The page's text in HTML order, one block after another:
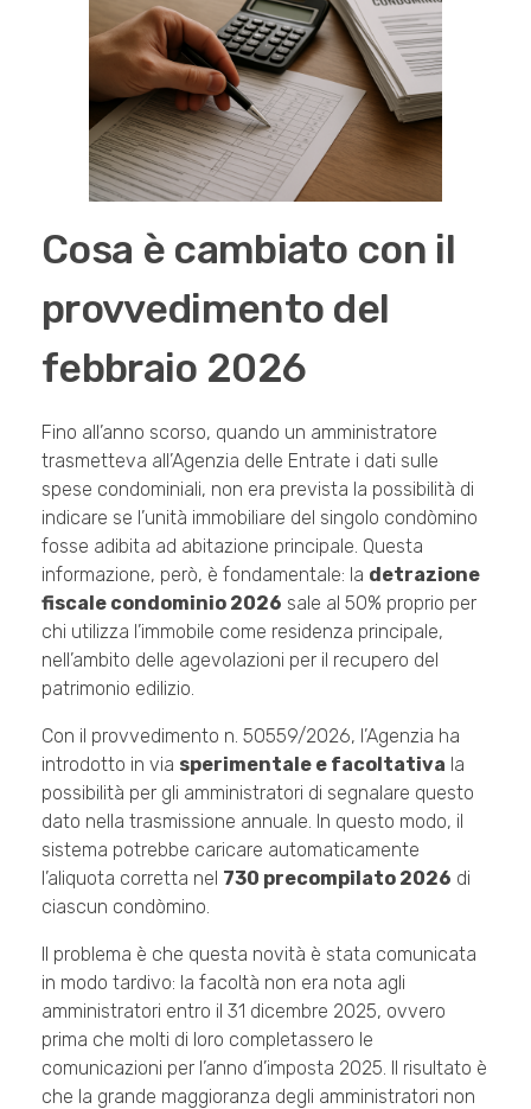
Cosa è cambiato con il
provvedimento del
febbraio 2026
Fino all’anno scorso, quando un amministratore
trasmetteva all’Agenzia delle Entrate i dati sulle
spese condominiali, non era prevista la possibilità di
indicare se l’unità immobiliare del singolo condòmino
fosse adibita ad abitazione principale. Questa
informazione, però, è fondamentale: la detrazione
fiscale condominio 2026 sale al 50% proprio per
chi utilizza l’immobile come residenza principale,
nell’ambito delle agevolazioni per il recupero del
patrimonio edilizio.
Con il provvedimento n. 50559/2026, l’Agenzia ha
introdotto in via sperimentale e facoltativa la
possibilità per gli amministratori di segnalare questo
dato nella trasmissione annuale. In questo modo, il
sistema potrebbe caricare automaticamente
l’aliquota corretta nel 730 precompilato 2026 di
ciascun condòmino.
Il problema è che questa novità è stata comunicata
in modo tardivo: la facoltà non era nota agli
amministratori entro il 31 dicembre 2025, ovvero
prima che molti di loro completassero le
comunicazioni per l’anno d’imposta 2025. Il risultato è
che la grande maggioranza degli amministratori non